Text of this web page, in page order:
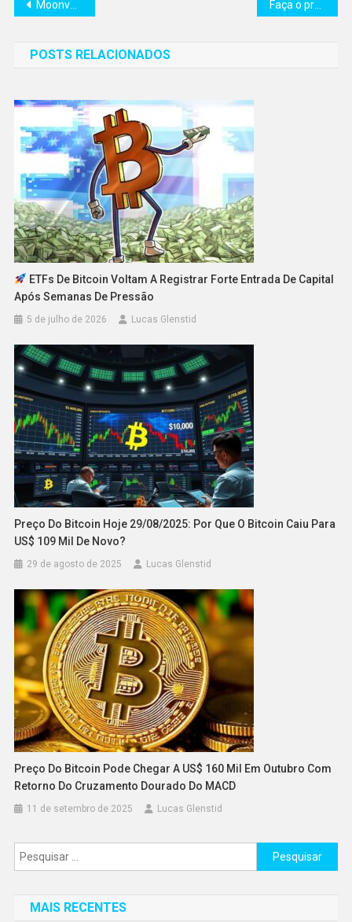
Post
Moonveil lança teste inicial de Bushwhack
POSTS RELACIONADOS
ETFs De Bitcoin Voltam A Registrar Forte Entrada De Capital
Após Semanas De Pressão
5 de julho de 2026 Lucas Glenstid
Preço Do Bitcoin Hoje 29/08/2025: Por Que O Bitcoin Caiu Para
US$ 109 Mil De Novo?
29 de agosto de 2025 Lucas Glenstid
Preço Do Bitcoin Pode Chegar A US$ 160 Mil Em Outubro Com
Retorno Do Cruzamento Dourado Do MACD
11 de setembro de 2025 Lucas Glenstid
Pesquisar
por:
MAIS RECENTES